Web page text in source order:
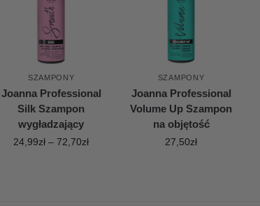
SZAMPONY
Joanna Professional
Silk Szampon
wygładzający
24,99zł – 72,70zł
SZAMPONY
Joanna Professional
Volume Up Szampon
na objętość
27,50zł